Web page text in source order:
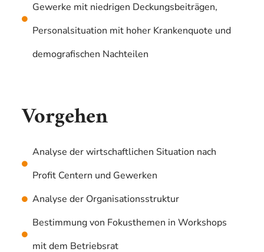
Gewerke mit niedrigen Deckungsbeiträgen,
Personalsituation mit hoher Krankenquote und
demografischen Nachteilen
Vorgehen
Analyse der wirtschaftlichen Situation nach
Profit Centern und Gewerken
Analyse der Organisationsstruktur
Bestimmung von Fokusthemen in Workshops
mit dem Betriebsrat